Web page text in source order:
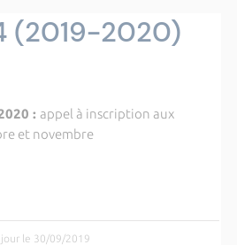
(2019-2020)
: appel à inscription aux
et novembre
jour le 30/09/2019